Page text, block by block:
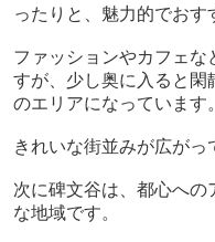
ったりと、魅力的でおす
ファッションやカフェ
すが、少し奥に入ると閑
のエリアになっています。
きれいな街並みが広がっ
次に碑文谷は、都心への
な地域です。